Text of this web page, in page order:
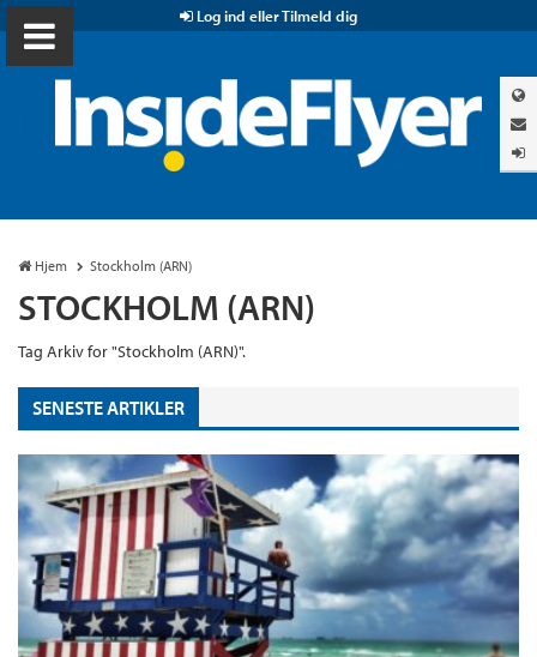
Log ind eller Tilmeld dig
Hjem Stockholm (ARN)
STOCKHOLM (ARN)
Tag Arkiv for "Stockholm (ARN)".
SENESTE ARTIKLER